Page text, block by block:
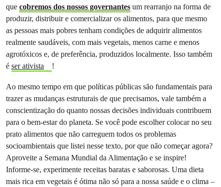
que cobremos dos nossos governantes um rearranjo na forma de
produzir, distribuir e comercializar os alimentos, para que mesmo
as pessoas mais pobres tenham condições de adquirir alimentos
realmente saudáveis, com mais vegetais, menos carne e menos
agrotóxicos e, de preferência, produzidos localmente. Isso também
é ser ativista !
Ao mesmo tempo em que políticas públicas são fundamentais para
trazer as mudanças estruturais de que precisamos, vale também a
conscientização do quanto nossas decisões individuais contribuem
para o bem-estar do planeta. Se você pode escolher colocar no seu
prato alimentos que não carreguem todos os problemas
socioambientais que listei nesse texto, por que não começar agora?
Aproveite a Semana Mundial da Alimentação e se inspire!
Informe-se, experimente receitas baratas e saborosas. Uma dieta
mais rica em vegetais é ótima não só para a nossa saúde e o clima –